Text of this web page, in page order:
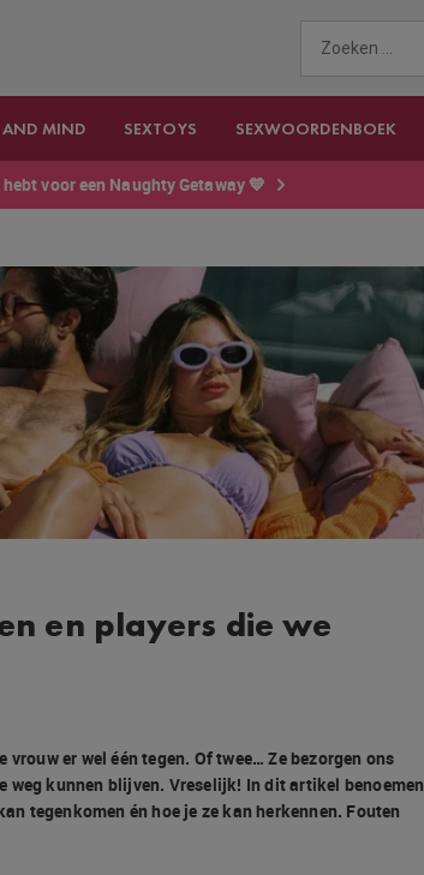
AND MIND SEXTOYS SEXWOORDENBOEK
voor een Naughty Getaway 💙
en players die we
er wel één tegen. Of twee… Ze bezorgen ons
kunnen blijven. Vreselijk! In dit artikel benoemen
tegenkomen én hoe je ze kan herkennen. Fouten